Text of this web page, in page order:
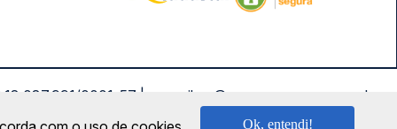
0001-57 | saconibus@queropassagem.com.br
Ok, entendi!